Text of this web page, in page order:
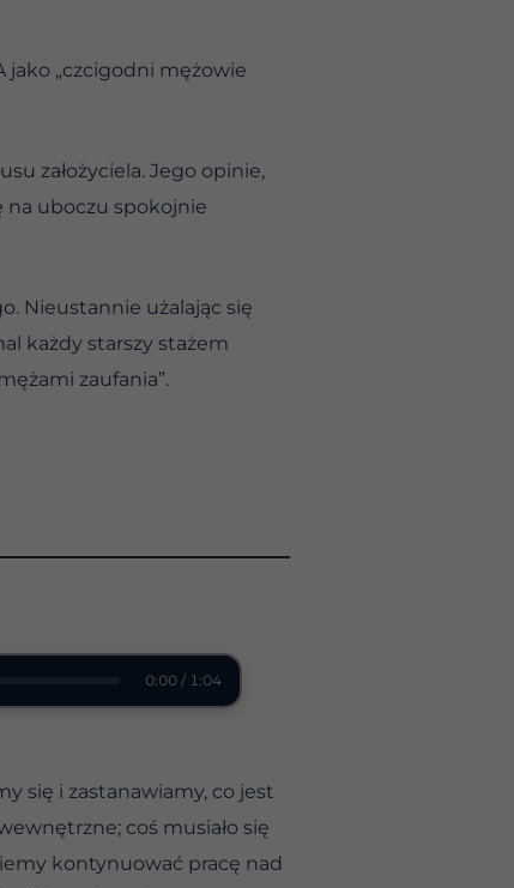
jako „czcigodni mężowie
założyciela. Jego opinie,
na uboczu spokojnie
Nieustannie użalając się
każdy starszy stażem
zaufania”.
0:00 / 1:04
się i zastanawiamy, co jest
coś musiało się
kontynuować pracę nad